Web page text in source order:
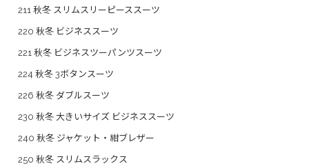
211 秋冬 スリムスリーピーススーツ
220 秋冬 ビジネススーツ
221 秋冬 ビジネスツーパンツスーツ
224 秋冬 3ボタンスーツ
226 秋冬 ダブルスーツ
230 秋冬 大きいサイズ ビジネススーツ
240 秋冬 ジャケット・紺ブレザー
250 秋冬 スリムスラックス